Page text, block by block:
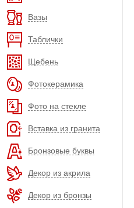
Вазы
Таблички
Щебень
Фотокерамика
Фото на стекле
Вставка из гранита
Бронзовые буквы
Декор из акрила
Декор из бронзы